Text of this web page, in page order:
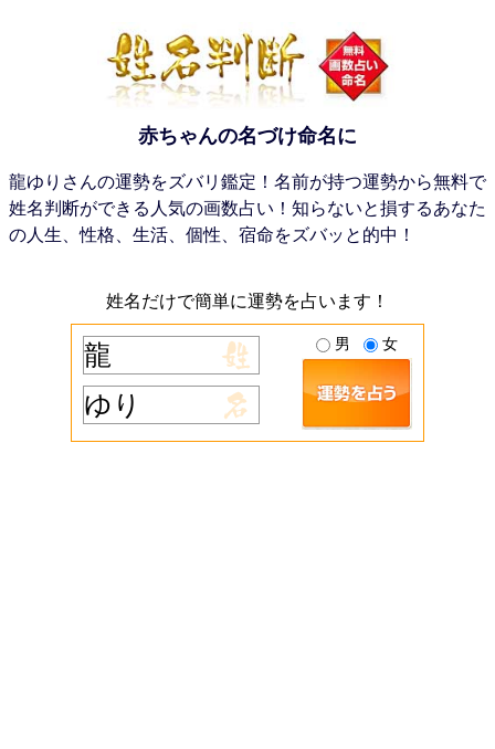
赤ちゃんの名づけ命名に
龍ゆりさんの運勢をズバリ鑑定！名前が持つ運勢から無料で
姓名判断ができる人気の画数占い！知らないと損するあなた
の人生、性格、生活、個性、宿命をズバッと的中！
姓名だけで簡単に運勢を占います！
男 女